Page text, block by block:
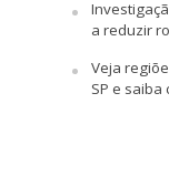
a reduzir
Veja
SP e